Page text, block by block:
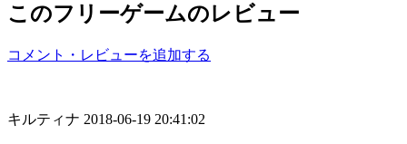
このフリーゲームのレビュー
コメント・レビューを追加する
キルティナ 2018-06-19 20:41:02